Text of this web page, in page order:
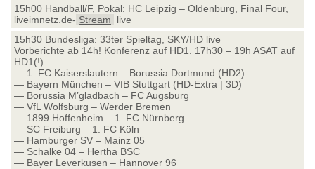
15h00 Handball/F, Pokal: HC Leipzig – Oldenburg, Final Four,
liveimnetz.de- Stream
live
15h30 Bundesliga: 33ter Spieltag, SKY/HD live
Vorberichte ab 14h! Konferenz auf HD1. 17h30 – 19h ASAT auf
HD1(!)
— 1. FC Kaiserslautern – Borussia Dortmund (HD2)
— Bayern München – VfB Stuttgart (HD-Extra | 3D)
— Borussia M’gladbach – FC Augsburg
— VfL Wolfsburg – Werder Bremen
— 1899 Hoffenheim – 1. FC Nürnberg
— SC Freiburg – 1. FC Köln
— Hamburger SV – Mainz 05
— Schalke 04 – Hertha BSC
— Bayer Leverkusen – Hannover 96